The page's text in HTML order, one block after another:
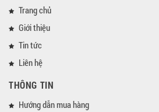
Trang chủ
Giới thiệu
Tin tức
Liên hệ
THÔNG TIN
Hướng dẫn mua hàng